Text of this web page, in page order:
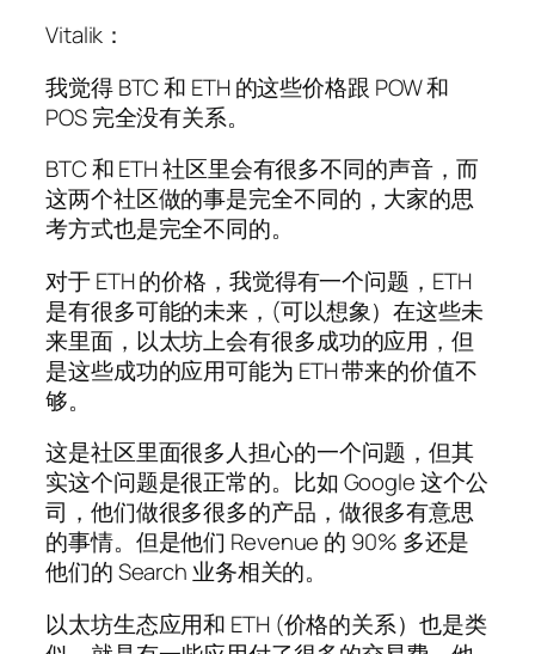
Vitalik：
我觉得 BTC 和 ETH 的这些价格跟 POW 和
POS 完全没有关系。
BTC 和 ETH 社区里会有很多不同的声音，而
这两个社区做的事是完全不同的，大家的思
考方式也是完全不同的。
对于 ETH 的价格，我觉得有一个问题，ETH
是有很多可能的未来，(可以想象）在这些未
来里面，以太坊上会有很多成功的应用，但
是这些成功的应用可能为 ETH 带来的价值不
够。
这是社区里面很多人担心的一个问题，但其
实这个问题是很正常的。比如 Google 这个公
司，他们做很多很多的产品，做很多有意思
的事情。但是他们 Revenue 的 90% 多还是
他们的 Search 业务相关的。
以太坊生态应用和 ETH (价格的关系）也是类